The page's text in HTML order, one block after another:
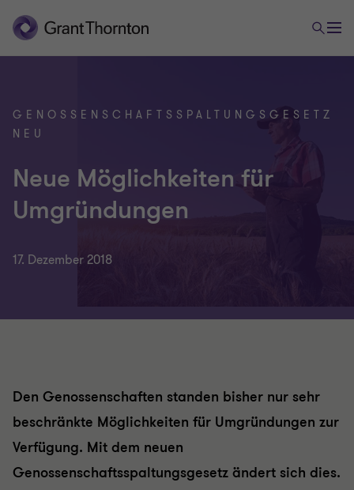
GENOSSENSCHAFTSSPALTUNGSGESETZ
NEU
Neue Möglichkeiten für
Umgründungen
17. Dezember 2018
Den Genossenschaften standen bisher nur sehr
beschränkte Möglichkeiten für Umgründungen zur
Verfügung. Mit dem neuen
Genossenschaftsspaltungsgesetz ändert sich dies.